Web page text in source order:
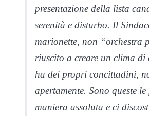
presentazione della lista
serenità e disturbo. Il
marionette, non “orchestra
riuscito a creare un clima di
ha dei propri concittadini,
apertamente. Sono queste
maniera assoluta e ci